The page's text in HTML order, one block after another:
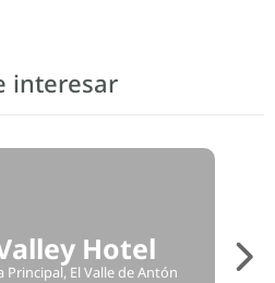
interesar
Hotel
Principal, El Valle de Antón